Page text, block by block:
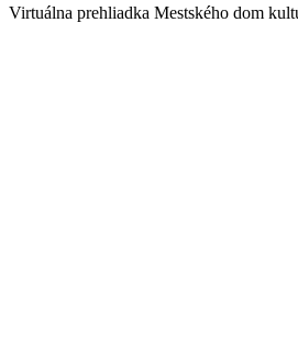
Virtuálna prehliadka Mestského dom